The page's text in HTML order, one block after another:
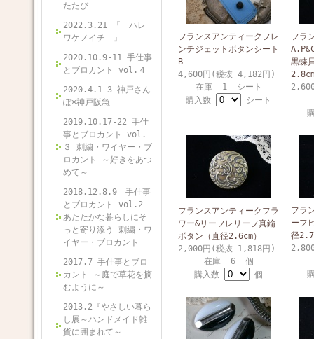
たたび－
2022.3.21 『 ハレ
ワケノイチ 』
2020.10.9-11 手仕事
とブロカント vol.４
2020.4.1-3 神戸さん
ぽ×神戸阪急
2019.10.17-22 手仕
事とブロカント vol.
３ 刺繍・ワイヤー・ブ
ロカント ～好きをあつ
めて～
2018.12.8.9 手仕事
とブロカント vol.2
あたたかな暮らしにそ
っと寄り添う 刺繍・ワ
イヤー・ブロカント
2017.7 手仕事とブロ
カント ～庭で草花を摘
むように～
2013.2『やさしい暮ら
し展～ハンドメイド雑
貨に囲まれて～
フランスアンティークフレ
ンチジェットボタンシート
B
4,600円(税抜 4,182円)
在庫 1 シート
購入数
シート
フラ
黒蝶
フランスアンティークフラ
ワー&リーフレリーフ真鍮
ボタン（直径2.6cm）
2,000円(税抜 1,818円)
在庫 6 個
購入数
個
フラ
ーフ
径